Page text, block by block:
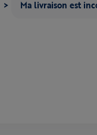
Ma livraison est